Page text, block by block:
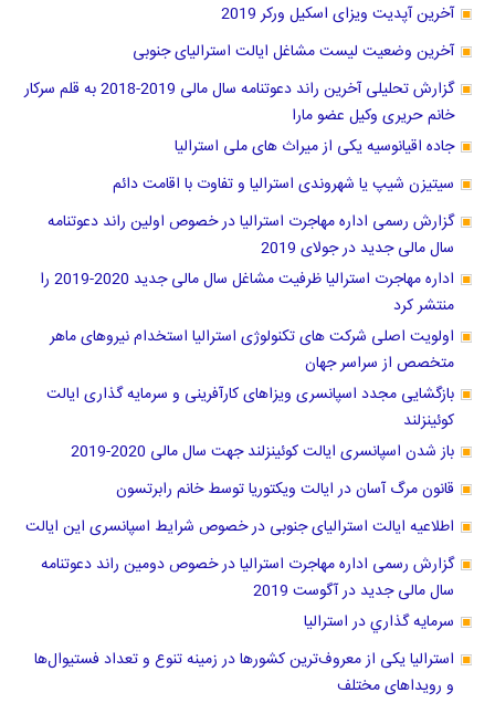
آخرین آپدیت ویزای اسکیل ورکر 2019
آخرین وضعیت لیست مشاغل ایالت استرالیای جنوبی
گزارش تحلیلی آخرین راند دعوتنامه سال مالی 2019-2018 به قلم سرکار
خانم حریری وکیل عضو مارا
جاده اقیانوسیه یکی از میراث های ملی استرالیا
سیتیزن شیپ یا شهروندی استرالیا و تفاوت با اقامت دائم
گزارش رسمی اداره مهاجرت استرالیا در خصوص اولین راند دعوتنامه
سال مالی جدید در جولای 2019
اداره مهاجرت استرالیا ظرفیت مشاغل سال مالی جدید 2020-2019 را
منتشر کرد
اولویت اصلی شرکت های تکنولوژی استرالیا استخدام نیروهای ماهر
متخصص از سراسر جهان
بازگشایی مجدد اسپانسری ویزاهای کارآفرینی و سرمایه گذاری ایالت
کوئینزلند
باز شدن اسپانسری ایالت کوئینزلند جهت سال مالی 2020-2019
قانون مرگ آسان در ایالت ویکتوریا توسط خانم رابرتسون
اطلاعیه ایالت استرالیای جنوبی در خصوص شرایط اسپانسری این ایالت
گزارش رسمی اداره مهاجرت استرالیا در خصوص دومین راند دعوتنامه
سال مالی جدید در آگوست 2019
سرمايه گذاري در استراليا
استرالیا یکی از معروف‌ترین کشورها در زمینه تنوع و تعداد فستیوال‌ها
و رویداهای مختلف